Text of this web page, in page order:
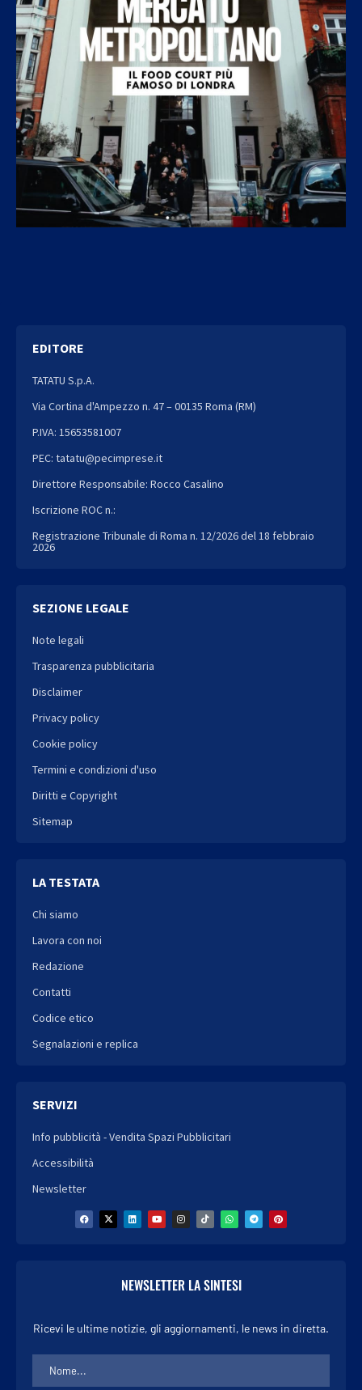
EDITORE
TATATU S.p.A.
Via Cortina d'Ampezzo n. 47 – 00135 Roma (RM)
P.IVA: 15653581007
PEC: tatatu@pecimprese.it
Direttore Responsabile: Rocco Casalino
Iscrizione ROC n.:
Registrazione Tribunale di Roma n. 12/2026 del 18 febbraio
2026
SEZIONE LEGALE
Note legali
Trasparenza pubblicitaria
Disclaimer
Privacy policy
Cookie policy
Termini e condizioni d'uso
Diritti e Copyright
Sitemap
LA TESTATA
Chi siamo
Lavora con noi
Redazione
Contatti
Codice etico
Segnalazioni e replica
SERVIZI
Info pubblicità - Vendita Spazi Pubblicitari
Accessibilità
Newsletter
NEWSLETTER LA SINTESI
Ricevi le ultime notizie, gli aggiornamenti, le news in diretta.